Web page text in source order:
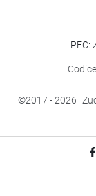
©2017- 2026
PEC: